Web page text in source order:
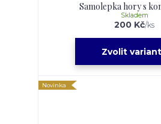
Samolepka hory s
200 Kč/ks
Skladem
Zvolit
Novinka